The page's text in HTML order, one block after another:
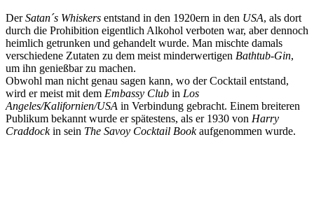
DerSatan´s Whiskers entstand in den 1920ern in den USA, als dort
durch die Prohibition eigentlich Alkohol verboten war, aber dennoch
heimlich getrunken und gehandelt wurde. Man mischte damals
verschiedene Zutaten zu dem meist minderwertigen Bathtub-Gin,
um ihn genießbar zu machen.
Obwohl man nicht genau sagen kann, wo der Cocktail entstand,
wird er meist mit dem Embassy Club in Los
Angeles/Kalifornien/USA in Verbindung gebracht. Einem breiteren
Publikum bekannt wurde er spätestens, als er 1930 von Harry
Craddockin sein The Savoy Cocktail Bookaufgenommen wurde.